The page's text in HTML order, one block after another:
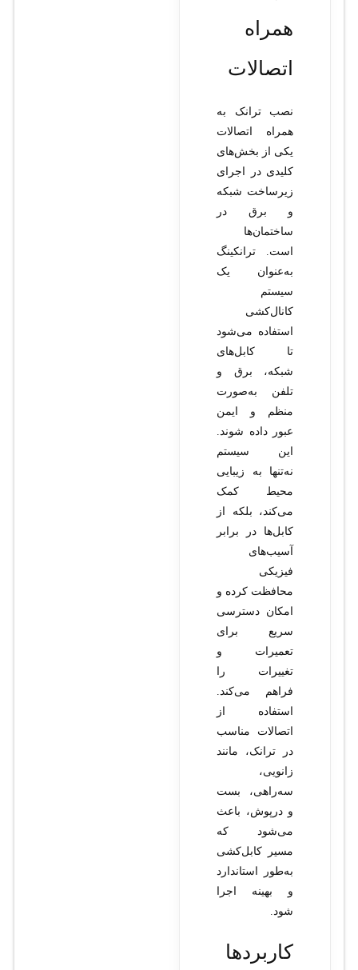
همراه
اتصالات
نصب ترانک به
همراه اتصالات
یکی از بخش‌های
کلیدی در اجرای
زیرساخت شبکه
و برق در
ساختمان‌ها
است. ترانکینگ
به‌عنوان یک
سیستم
کانال‌کشی
استفاده می‌شود
تا کابل‌های
شبکه، برق و
تلفن به‌صورت
منظم و ایمن
عبور داده شوند.
این سیستم
نه‌تنها به زیبایی
محیط کمک
می‌کند، بلکه از
کابل‌ها در برابر
آسیب‌های
فیزیکی
محافظت کرده و
امکان دسترسی
سریع برای
تعمیرات و
تغییرات را
فراهم می‌کند.
استفاده از
اتصالات مناسب
در ترانک، مانند
زانویی،
سه‌راهی، بست
و درپوش، باعث
می‌شود که
مسیر کابل‌کشی
به‌طور استاندارد
و بهینه اجرا
شود.
کاربردها